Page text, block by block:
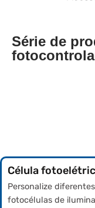
Série de
Célula
Personalize
fotocélulas de